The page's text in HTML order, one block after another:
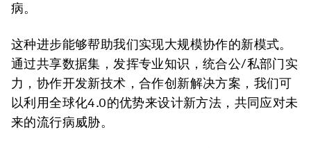
病。
这种进步能够帮助我们实现大规模协作的新模式。
通过共享数据集，发挥专业知识，统合公/私部门实
力，协作开发新技术，合作创新解决方案，我们可
以利用全球化4.0的优势来设计新方法，共同应对未
来的流行病威胁。